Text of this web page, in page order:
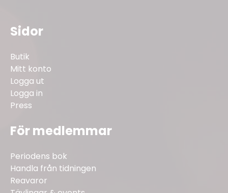
Sidor
Butik
Mitt konto
Logga ut
Logga in
Press
För medlemmar
Periodens bok
Handla från tidningen
Reavaror